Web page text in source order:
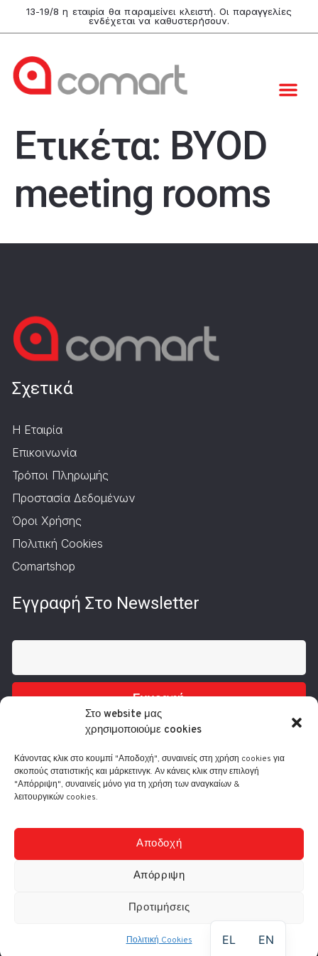
Στο website μας
χρησιμοποιούμε cookies
Κάνοντας κλικ στο κουμπί "Αποδοχή", συναινείς στη χρήση cookies για
σκοπούς στατιστικής και μάρκετινγκ. Αν κάνεις κλικ στην επιλογή
"Απόρριψη", συναινείς μόνο για τη χρήση των αναγκαίων &
λειτουργικών cookies.
Αποδοχή
Απόρριψη
Προτιμήσεις
Πολιτική Cookies
13-19/8 η εταιρία θα παραμείνει κλειστή. Οι παραγγελίες
ενδέχεται να καθυστερήσουν.
Ετικέτα: BYOD
meeting rooms
Σχετικά
Η Εταιρία
Επικοινωνία
Τρόποι Πληρωμής
Προστασία Δεδομένων
Όροι Χρήσης
Πολιτική Cookies
Comartshop
Εγγραφή Στο Newsletter
Εγγραφή
Τηλ.: 210 3416200
Δευ - Παρ: 9:30 - 18:00
EL EN